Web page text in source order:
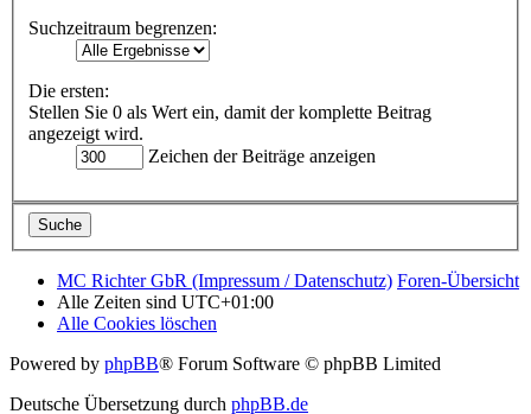
Suchzeitraum begrenzen:
Die ersten:
Stellen Sie 0 als Wert ein, damit der komplette Beitrag
angezeigt wird.
Zeichen der Beiträge anzeigen
MC Richter GbR (Impressum / Datenschutz) Foren-Übersicht
Alle Zeiten sind UTC+01:00
Alle Cookies löschen
Powered by phpBB® Forum Software © phpBB Limited
Deutsche Übersetzung durch phpBB.de